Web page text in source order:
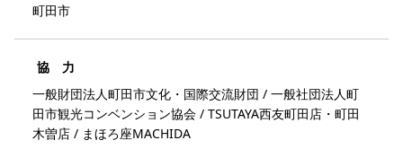
町田市
協 力
一般財団法人町田市文化・国際交流財団 / 一般社団法人町
田市観光コンベンション協会 / TSUTAYA西友町田店・町田
木曽店 / まほろ座MACHIDA